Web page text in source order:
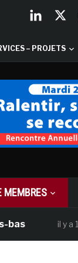
– PROJETS
MEMBRES
il y a 1 mois